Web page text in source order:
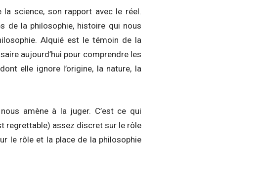
science, son rapport avec le réel.
de la philosophie, histoire qui nous
Alquié est le témoin de la
aujourd’hui pour comprendre les
elle ignore l’origine, la nature, la
amène à la juger. C’est ce qui
regrettable) assez discret sur le rôle
le rôle et la place de la philosophie